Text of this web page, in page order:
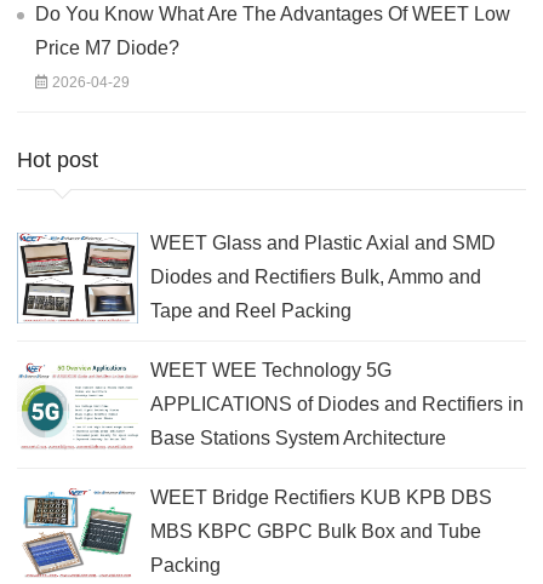
Do You Know What Are The Advantages Of WEET Low
Price M7 Diode?
2026-04-29
Hot post
WEET Glass and Plastic Axial and SMD
Diodes and Rectifiers Bulk, Ammo and
Tape and Reel Packing
WEET WEE Technology 5G
APPLICATIONS of Diodes and Rectifiers in
Base Stations System Architecture
WEET Bridge Rectifiers KUB KPB DBS
MBS KBPC GBPC Bulk Box and Tube
Packing